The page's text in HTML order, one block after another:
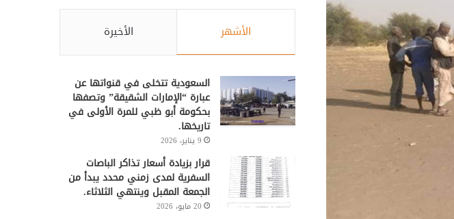
الأشهر الأخيرة
السعودية تتخلى في قنواتها عن
عبارة “الإمارات الشقيقة” وتصفها
بحكومة أبو ظبي للمرة الأولى في
تاريخها.
9 يناير، 2026
قرار بزيادة أسعار تذاكر الباصات
السفرية لمدى زمني محدد يبدأ من
الجمعة المقبل وينتهي الثلاثاء.
20 مايو، 2026